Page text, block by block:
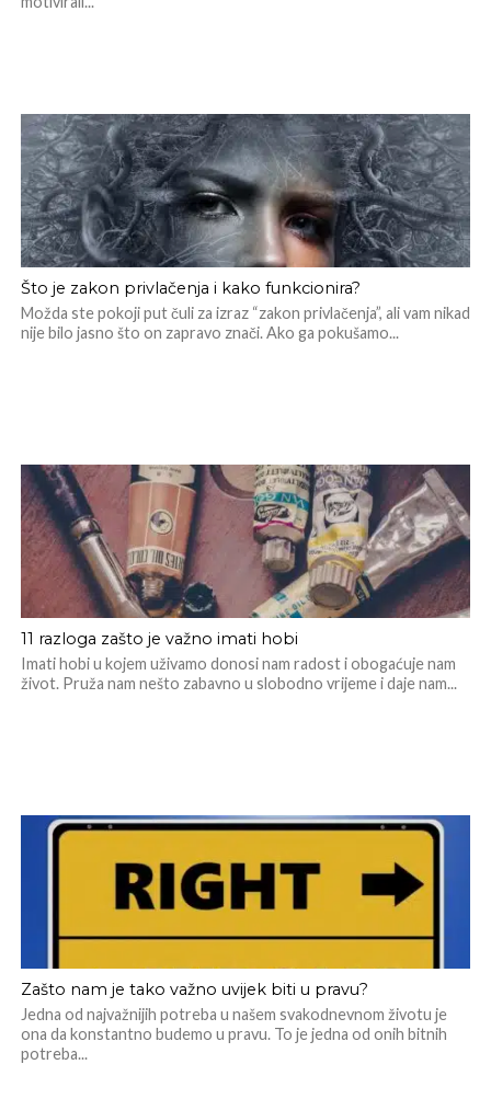
Što je zakon privlačenja i kako funkcionira?
Možda ste pokoji put čuli za izraz “zakon privlačenja”, ali vam nikad
nije bilo jasno što on zapravo znači. Ako ga pokušamo...
11 razloga zašto je važno imati hobi
Imati hobi u kojem uživamo donosi nam radost i obogaćuje nam
život. Pruža nam nešto zabavno u slobodno vrijeme i daje nam...
Zašto nam je tako važno uvijek biti u pravu?
Jedna od najvažnijih potreba u našem svakodnevnom životu je
ona da konstantno budemo u pravu. To je jedna od onih bitnih
potreba...